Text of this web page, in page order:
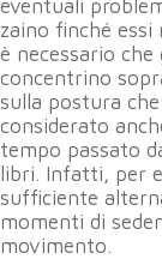
eventuali
zaino finché
è necessario
concentrino
sulla postura
considerato
tempo passato
libri. Infatti, per
sufficiente
momenti di
movimento.